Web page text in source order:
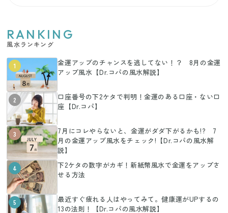
RANKING
風水ランキング
1
金運アップのチャンスを逃してない！？ 8月の金運
アップ風水【Dr.コパの風水解説】
2
口座番号の下2ケタで判明！金運のある口座・ない口
座【Dr.コパ】
3
7月にコレやらないと、金運がダダ下がるかも!? 7
月の金運アップ風水をチェック!【Dr.コパの風水解
説】
4
下2ケタの数字がカギ！新紙幣風水で金運をアップさ
せる方法
5
最近すぐ疲れる人はやってみて。健康運がUPするの
13の法則！【Dr.コパの風水解説】